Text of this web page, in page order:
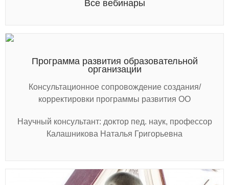
Все вебинары
Программа развития образовательной
организации
Консультационное сопровождение создания/
корректировки программы развития ОО
Научный консультант: доктор пед. наук, профессор
Калашникова Наталья Григорьевна